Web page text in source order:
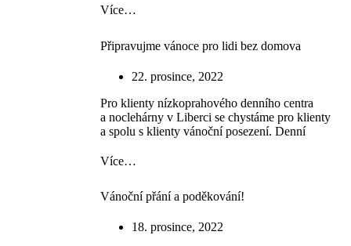
Více…
Připravujme vánoce pro lidi bez domova
22. prosince, 2022
Pro klienty nízkoprahového denního centra
a noclehárny v Liberci se chystáme pro klienty
a spolu s klienty vánoční posezení. Denní
Více…
Vánoční přání a poděkování!
18. prosince, 2022